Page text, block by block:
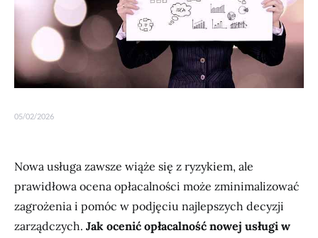
05/02/2026
Nowa usługa zawsze wiąże się z ryzykiem, ale
prawidłowa ocena opłacalności może zminimalizować
zagrożenia i pomóc w podjęciu najlepszych decyzji
zarządczych. Jak ocenić opłacalność nowej usługi w